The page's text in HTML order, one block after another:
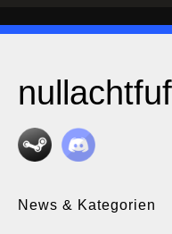
News & Kategorien